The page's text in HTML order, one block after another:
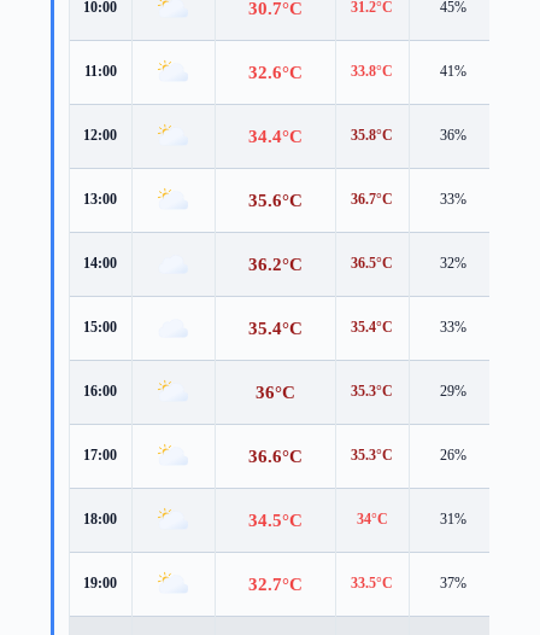
10:00 30.7°C 31.2°C 45%
11:00 32.6°C 33.8°C 41%
12:00 34.4°C 35.8°C 36%
13:00 35.6°C 36.7°C 33%
14:00 36.2°C 36.5°C 32%
15:00 35.4°C 35.4°C 33%
16:00 36°C 35.3°C 29%
17:00 36.6°C 35.3°C 26%
18:00 34.5°C 34°C 31%
19:00 32.7°C 33.5°C 37%